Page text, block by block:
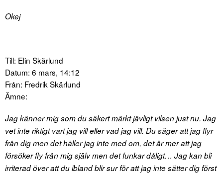
Okej
Till: Elin Skärlund
Datum: 6 mars, 14:12
Från: Fredrik Skärlund
Ämne:
Jag känner mig som du säkert märkt jävligt vilsen just nu. Jag
vet inte riktigt vart jag vill eller vad jag vill. Du säger att jag flyr
från dig men det håller jag inte med om, det är mer att jag
försöker fly från mig själv men det funkar dåligt… Jag kan bli
irriterad över att du ibland blir sur för att jag inte sätter dig först